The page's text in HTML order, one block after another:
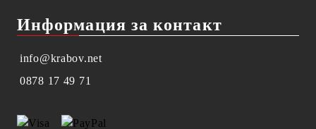
Информация за контакт
info@krabov.net
0878 17 49 71